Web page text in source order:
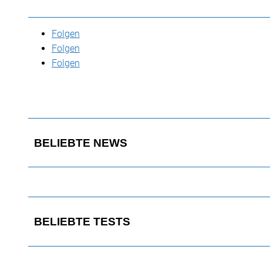
Folgen
Folgen
Folgen
BELIEBTE NEWS
BELIEBTE TESTS